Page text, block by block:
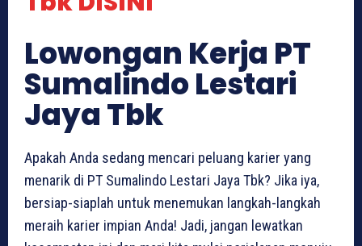
Lowongan Kerja PT
Sumalindo Lestari
Jaya Tbk
Apakah Anda sedang mencari peluang karier yang
menarik di PT Sumalindo Lestari Jaya Tbk? Jika iya,
bersiap-siaplah untuk menemukan langkah-langkah
meraih karier impian Anda! Jadi, jangan lewatkan